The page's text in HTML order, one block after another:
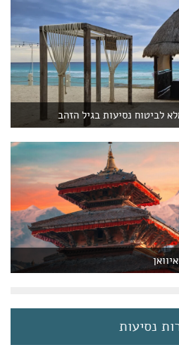
לביטוח נסיעות בגיל הזהב
נסיעות